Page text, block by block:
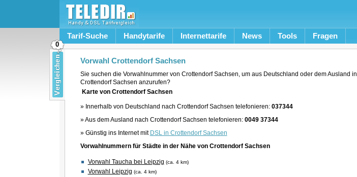
Tarif-Suche Handytarife Internettarife News Tools Fragen
Vorwahl Crottendorf Sachsen
Sie suchen die Vorwahlnummer von Crottendorf Sachsen, um aus Deutschland oder dem Ausland in
Crottendorf Sachsen anzurufen?
Karte von Crottendorf Sachsen
» Innerhalb von Deutschland nach Crottendorf Sachsen telefonieren: 037344
» Aus dem Ausland nach Crottendorf Sachsen telefonieren: 0049 37344
» Günstig ins Internet mit DSL in Crottendorf Sachsen
Vorwahlnummern für Städte in der Nähe von Crottendorf Sachsen
Vorwahl Taucha bei Leipzig (ca. 4 km)
Vorwahl Leipzig (ca. 4 km)
0